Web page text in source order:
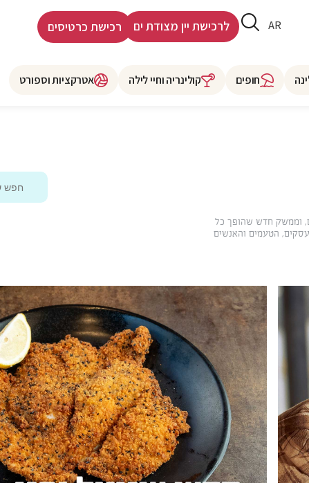
AR
HE
לרכישת יין מצודת ים רכישת כרטיסים
חופים קולינריה וחיי לילה אטרקציות וספורט